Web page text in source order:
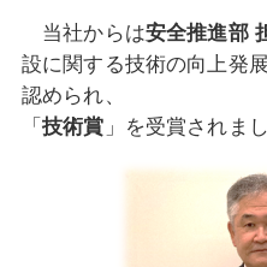
当社からは安全推進部
設に関する技術の向上発
認められ、
「技術賞 」を受賞されまし